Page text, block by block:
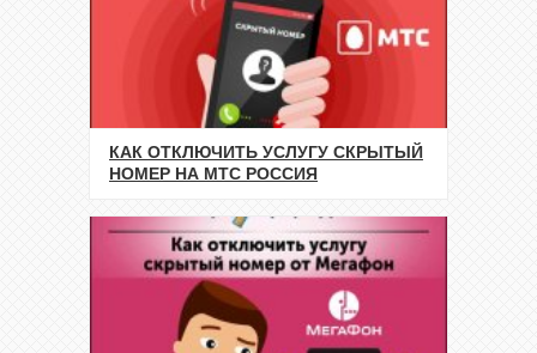
КАК ОТКЛЮЧИТЬ УСЛУГУ СКРЫТЫЙ
НОМЕР НА МТС РОССИЯ